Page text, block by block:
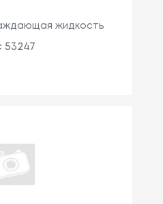
жидкость
53247